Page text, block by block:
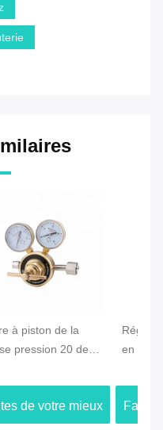
à piston de la
pression 20 de
avec deux
de votre mieux
en
barre
Faites